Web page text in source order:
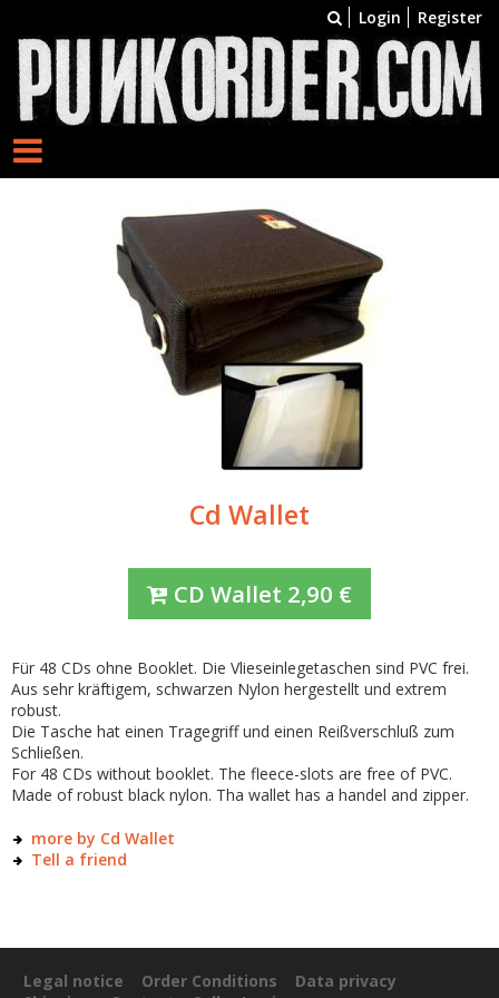
Login Register
Cd Wallet
CD Wallet 2,90 €
Für 48 CDs ohne Booklet. Die Vlieseinlegetaschen sind PVC frei.
Aus sehr kräftigem, schwarzen Nylon hergestellt und extrem
robust.
Die Tasche hat einen Tragegriff und einen Reißverschluß zum
Schließen.
For 48 CDs without booklet. The fleece-slots are free of PVC.
Made of robust black nylon. Tha wallet has a handel and zipper.
more by Cd Wallet
Tell a friend
Legal notice Order Conditions
Data privacy